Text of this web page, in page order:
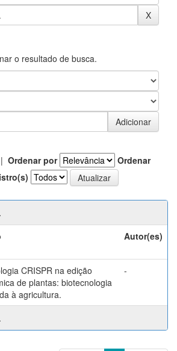
o resultado de busca.
| Ordenar por
Ordenar
Autor(es)
CRISPR na edição
de plantas: biotecnologia
à agricultura.
-